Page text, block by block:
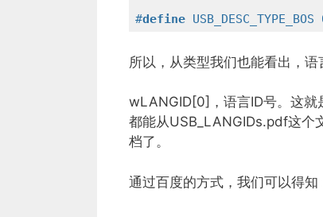
#define USB_DESC_TYPE_BOS
所以，从类型我们也能看出，语
wLANGID[0]，语言ID号。这就
都能从USB_LANGIDs.pdf这个
档了。
通过百度的方式，我们可以得知